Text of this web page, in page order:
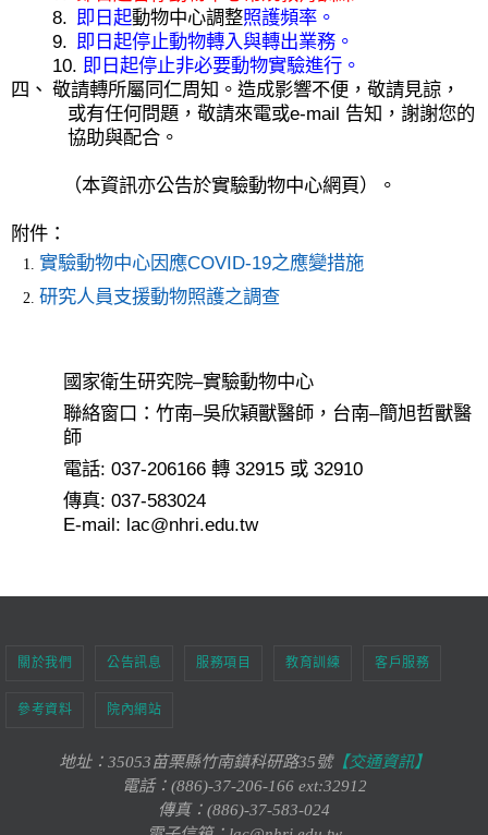
8. 即日起動物中心調整照護頻率。
9. 即日起停止動物轉入與轉出業務。
10. 即日起停止非必要動物實驗進行。
四、 敬請轉所屬同仁周知。造成影響不便，敬請見諒，
或有任何問題，敬請來電或e-mail 告知，謝謝您的
協助與配合。
（本資訊亦公告於實驗動物中心網頁）。
附件：
實驗動物中心因應COVID-19之應變措施
研究人員支援動物照護之調查
國家衛生研究院–實驗動物中心
聯絡窗口：竹南–吳欣穎獸醫師，台南–簡旭哲獸醫
師
電話: 037-206166 轉 32915 或 32910
傳真: 037-583024
E-mail: lac@nhri.edu.tw
關於我們 公告訊息 服務項目 教育訓練 客戶服務
參考資料 院內網站
地址：35053苗栗縣竹南鎮科研路35號【交通資訊】
電話：(886)-37-206-166 ext:32912
傳真：(886)-37-583-024